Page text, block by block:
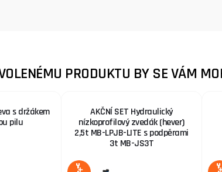
PRODUKTU BY SE VÁM
s držákem
pilu
AKČNÍ SET Hydraulický
nízkoprofilový zvedák (hever)
2,5t MB-LPJB-LITE s podpěrami
3t MB-JS3T